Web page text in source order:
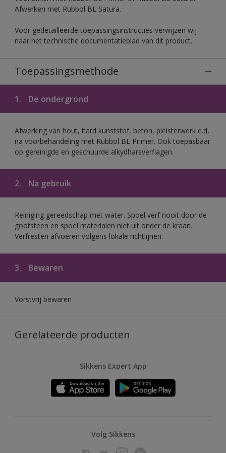
Afwerken met Rubbol BL Satura.
Voor gedetailleerde toepassingsinstructies verwijzen wij
naar het technische documentatieblad van dit product.
Toepassingsmethode
1. De ondergrond
Afwerking van hout, hard kunststof, beton, pleisterwerk e.d,
na voorbehandeling met Rubbol BL Primer. Ook toepasbaar
op gereinigde en geschuurde alkydharsverflagen.
2. Na gebruik
Reiniging gereedschap met water. Spoel verf nooit door de
gootsteen en spoel materialen niet uit onder de kraan.
Verfresten afvoeren volgens lokale richtlijnen.
3. Bewaren
Vorstvrij bewaren
Gerelateerde producten
Sikkens Expert App
Volg Sikkens